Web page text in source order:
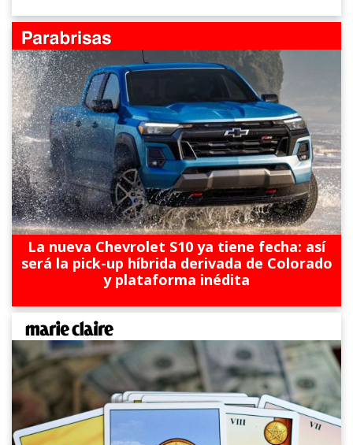
La nueva Chevrolet S10 ya tiene fecha: así
será la pick-up híbrida derivada de Colorado
y plataforma inédita